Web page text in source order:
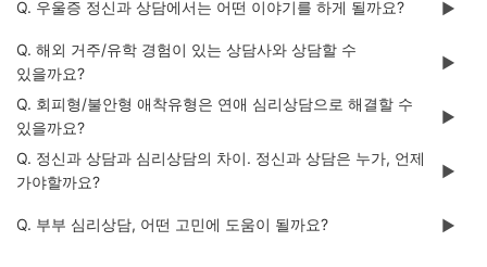
Q. 우울증 정신과 상담에서는 어떤 이야기를 하게 될까요? ▶️
Q. 해외 거주/유학 경험이 있는 상담사와 상담할 수
있을까요?
▶️
Q. 회피형/불안형 애착유형은 연애 심리상담으로 해결할 수
있을까요?
▶️
Q. 정신과 상담과 심리상담의 차이. 정신과 상담은 누가, 언제
가야할까요?
▶️
Q. 부부 심리상담, 어떤 고민에 도움이 될까요? ▶️